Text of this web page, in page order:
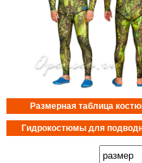
Размерная таблица
Гидрокостюмы для